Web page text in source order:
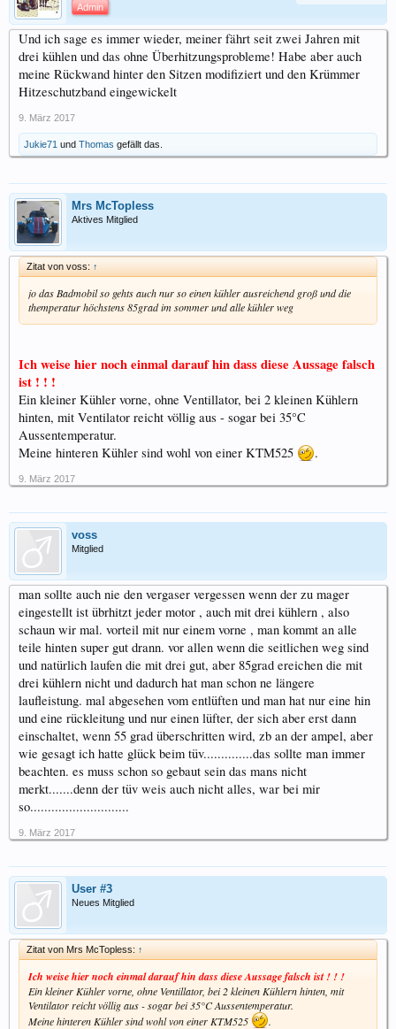
Admin
Und ich sage es immer wieder, meiner fährt seit zwei Jahren mit
drei kühlen und das ohne Überhitzungsprobleme! Habe aber auch
meine Rückwand hinter den Sitzen modifiziert und den Krümmer
Hitzeschutzband eingewickelt
9. März 2017
Jukie71 und Thomas gefällt das.
Mrs McTopless
Aktives Mitglied
Zitat von voss: ↑
jo das Badmobil so gehts auch nur so einen kühler ausreichend groß und die
themperatur höchstens 85grad im sommer und alle kühler weg
Ich weise hier noch einmal darauf hin dass diese Aussage falsch
ist ! ! !
Ein kleiner Kühler vorne, ohne Ventillator, bei 2 kleinen Kühlern
hinten, mit Ventilator reicht völlig aus - sogar bei 35°C
Aussentemperatur.
Meine hinteren Kühler sind wohl von einer KTM525
.
9. März 2017
voss
Mitglied
man sollte auch nie den vergaser vergessen wenn der zu mager
eingestellt ist übrhitzt jeder motor , auch mit drei kühlern , also
schaun wir mal. vorteil mit nur einem vorne , man kommt an alle
teile hinten super gut drann. vor allen wenn die seitlichen weg sind
und natürlich laufen die mit drei gut, aber 85grad ereichen die mit
drei kühlern nicht und dadurch hat man schon ne längere
laufleistung. mal abgesehen vom entlüften und man hat nur eine hin
und eine rückleitung und nur einen lüfter, der sich aber erst dann
einschaltet, wenn 55 grad überschritten wird, zb an der ampel, aber
wie gesagt ich hatte glück beim tüv..............das sollte man immer
beachten. es muss schon so gebaut sein das mans nicht
merkt.......denn der tüv weis auch nicht alles, war bei mir
so............................
9. März 2017
User #3
Neues Mitglied
Zitat von Mrs McTopless: ↑
Ich weise hier noch einmal darauf hin dass diese Aussage falsch ist ! ! !
Ein kleiner Kühler vorne, ohne Ventillator, bei 2 kleinen Kühlern hinten, mit
Ventilator reicht völlig aus - sogar bei 35°C Aussentemperatur.
Meine hinteren Kühler sind wohl von einer KTM525
.